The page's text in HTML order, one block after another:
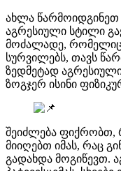
ახლა წარმოიდგინეთ
აგრესიული სტილი
მოძალადე, რომელიც
სურვილებს, თავს
ზედმეტად
ზოგჯერ ისინი
შეიძლება ფიქრობთ,
მიიღებთ იმას, რაც
გადახდა მოგიწევთ.